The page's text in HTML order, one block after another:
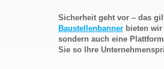
Sicherheit geht vor – das
Baustellenbanner bieten
sondern auch eine
Sie so Ihre